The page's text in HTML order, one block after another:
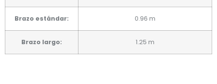
Brazo estándar: 0.96 m
Brazo largo: 1.25 m